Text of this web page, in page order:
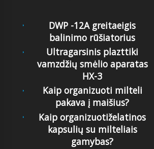
DWP -12A greitaeigis
balinimo rūšiatorius
Ultragarsinis plazttiki
vamzdžių smėlio aparatas
HX-3
Kaip organizuoti milteli
pakava į maišius?
Kaip organizuotiželatinos
kapsulių su milteliais
gamybas?